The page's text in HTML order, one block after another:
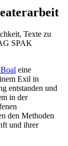
Texte zu
SPAK
eine
Exil in
entstanden und
in der
den Methoden
und ihrer